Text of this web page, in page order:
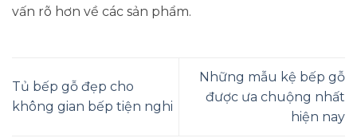
vấn rõ hơn về các sản phẩm.
Tủ bếp gỗ đẹp cho
không gian bếp tiện nghi
Những mẫu kệ bếp gỗ
được ưa chuộng nhất
hiện nay